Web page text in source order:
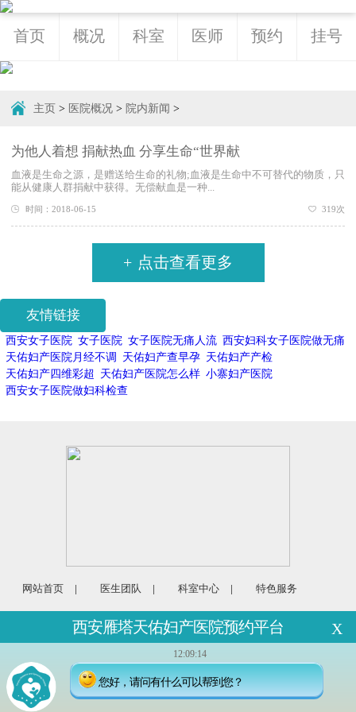
西安雁塔天佑妇产医院预约平台 X
12:09:14
您好，请问有什么可以帮到您？
首页 概况 科室 医师 预约 挂号
主页 > 医院概况 > 院内新闻 >
为他人着想 捐献热血 分享生命“世界献
血液是生命之源，是赠送给生命的礼物;血液是生命中不可替代的物质，只
能从健康人群捐献中获得。无偿献血是一种...
时间：2018-06-15 319次
+ 点击查看更多
友情链接
西安女子医院 女子医院 女子医院无痛人流 西安妇科女子医院做无痛
天佑妇产医院月经不调
天佑妇产查早孕 天佑妇产产检
天佑妇产四维彩超 天佑妇产医院怎么样 小寨妇产医院
西安女子医院做妇科检查
网站首页 医生团队 科室中心 特色服务
门诊时间（节假日无休）08:00—20:00
预约挂号电话：029-85269595
地址：西安市雁塔区兴善寺东街77号
广告审核资质编号：市医广[2021]第112号
备案号：陕ICP备15008870号-1